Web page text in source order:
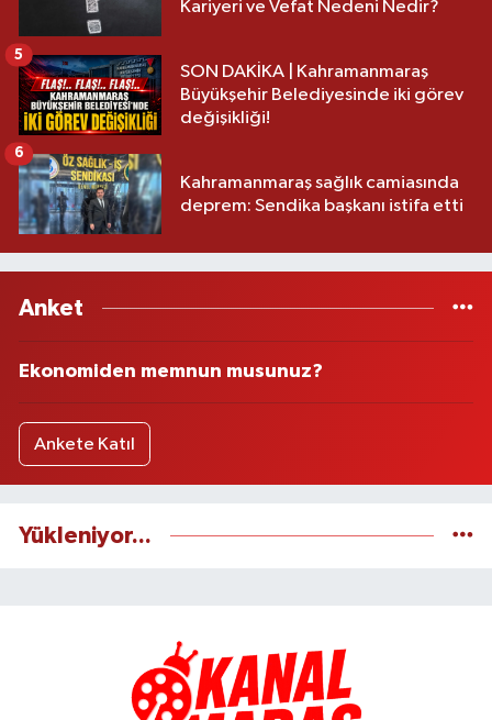
Kariyeri ve Vefat Nedeni Nedir?
SON DAKİKA | Kahramanmaraş
Büyükşehir Belediyesinde iki görev
değişikliği!
5
Kahramanmaraş sağlık camiasında
deprem: Sendika başkanı istifa etti
6
Anket
Ekonomiden memnun musunuz?
Ankete Katıl
Yükleniyor...